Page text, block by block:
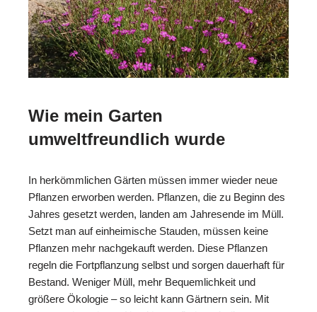
Wie mein Garten
umweltfreundlich wurde
In herkömmlichen Gärten müssen immer wieder neue
Pflanzen erworben werden. Pflanzen, die zu Beginn des
Jahres gesetzt werden, landen am Jahresende im Müll.
Setzt man auf einheimische Stauden, müssen keine
Pflanzen mehr nachgekauft werden. Diese Pflanzen
regeln die Fortpflanzung selbst und sorgen dauerhaft für
Bestand. Weniger Müll, mehr Bequemlichkeit und
größere Ökologie – so leicht kann Gärtnern sein. Mit